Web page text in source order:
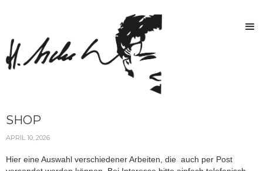
SHOP
APRIL 10, 2026
Hier eine Auswahl verschiedener Arbeiten, die auch per Post